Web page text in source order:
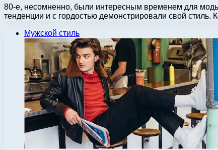
80-е, несомненно, были интересным временем для
тенденции и с гордостью демонстрировали свой стиль.
Мужской стиль